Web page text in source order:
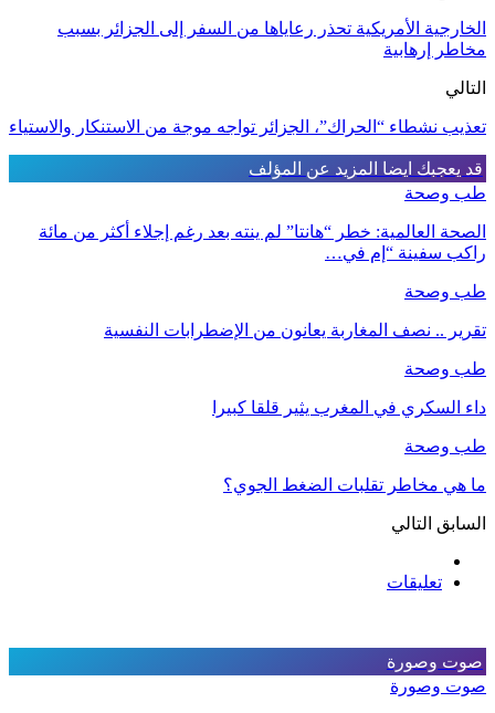
الخارجية الأمريكية تحذر رعاياها من السفر إلى الجزائر بسبب
مخاطر إرهابية
التالي
تعذيب نشطاء “الحراك”، الجزائر تواجه موجة من الاستنكار والاستياء
قد يعجبك ايضا المزيد عن المؤلف
طب وصحة
الصحة العالمية: خطر “هانتا” لم ينته بعد رغم إجلاء أكثر من مائة
راكب سفينة “إم في…
طب وصحة
تقرير .. نصف المغاربة يعانون من الإضطرابات النفسية
طب وصحة
داء السكري في المغرب يثير قلقا كبيرا
طب وصحة
ما هي مخاطر تقلبات الضغط الجوي؟
السابق التالي
تعليقات
صوت وصورة
صوت وصورة